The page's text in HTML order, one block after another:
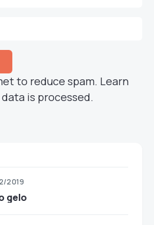
to reduce spam. Learn
is processed.
2019
gelo